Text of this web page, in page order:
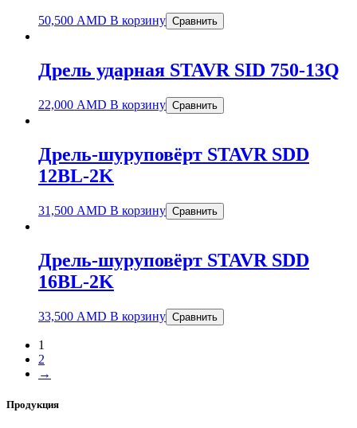
50,500 AMD В корзину Сравнить
Дрель ударная STAVR SID 750-13Q
22,000 AMD В корзину Сравнить
Дрель-шуруповёрт STAVR SDD
12BL-2K
31,500 AMD В корзину Сравнить
Дрель-шуруповёрт STAVR SDD
16BL-2K
33,500 AMD В корзину Сравнить
1
2
→
Продукция